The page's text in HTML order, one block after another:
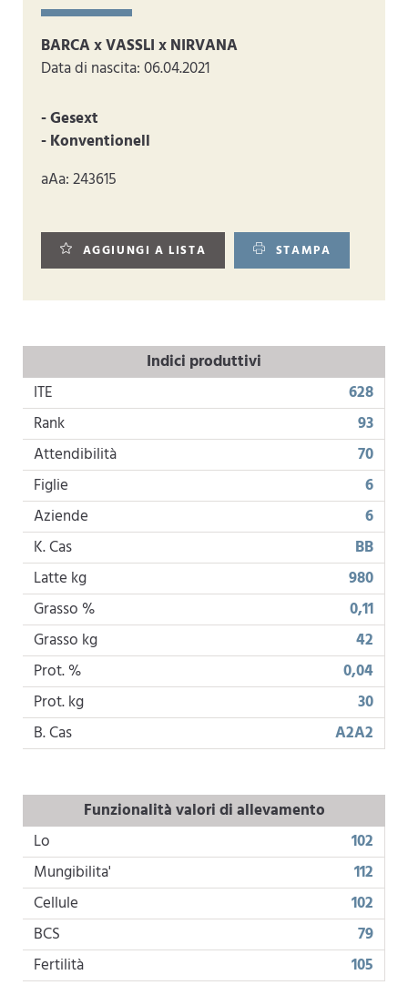
BARCA x VASSLI x NIRVANA
Data di nascita: 06.04.2021
- Gesext
- Konventionell
aAa: 243615
AGGIUNGI A LISTA STAMPA
Indici produttivi
ITE
628
Rank
93
Attendibilità
70
Figlie
6
Aziende
6
K. Cas
BB
Latte kg
980
Grasso %
0,11
Grasso kg
42
Prot. %
0,04
Prot. kg
30
B. Cas
A2A2
Funzionalità valori di allevamento
Lo
102
Mungibilita'
112
Cellule
102
BCS
79
Fertilità
105